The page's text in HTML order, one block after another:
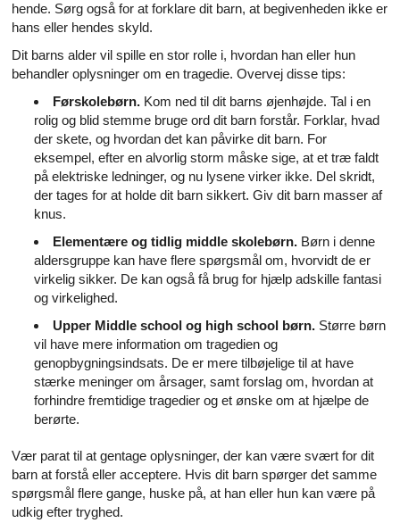
hende. Sørg også for at forklare dit barn, at begivenheden ikke er
hans eller hendes skyld.
Dit barns alder vil spille en stor rolle i, hvordan han eller hun
behandler oplysninger om en tragedie. Overvej disse tips:
Førskolebørn. Kom ned til dit barns øjenhøjde. Tal i en
rolig og blid stemme bruge ord dit barn forstår. Forklar, hvad
der skete, og hvordan det kan påvirke dit barn. For
eksempel, efter en alvorlig storm måske sige, at et træ faldt
på elektriske ledninger, og nu lysene virker ikke. Del skridt,
der tages for at holde dit barn sikkert. Giv dit barn masser af
knus.
Elementære og tidlig middle skolebørn. Børn i denne
aldersgruppe kan have flere spørgsmål om, hvorvidt de er
virkelig sikker. De kan også få brug for hjælp adskille fantasi
og virkelighed.
Upper Middle school og high school børn. Større børn
vil have mere information om tragedien og
genopbygningsindsats. De er mere tilbøjelige til at have
stærke meninger om årsager, samt forslag om, hvordan at
forhindre fremtidige tragedier og et ønske om at hjælpe de
berørte.
Vær parat til at gentage oplysninger, der kan være svært for dit
barn at forstå eller acceptere. Hvis dit barn spørger det samme
spørgsmål flere gange, huske på, at han eller hun kan være på
udkig efter tryghed.